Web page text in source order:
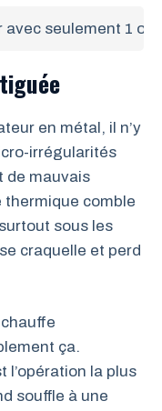
avec seulement 1
en métal, il n’y
irrégularités
de mauvais
thermique comble
sous les
craquelle et perd
ça.
l’opération la plus
souffle à une